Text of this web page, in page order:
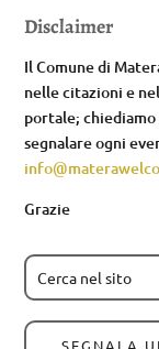
Disclaimer
Il Comune di
nelle citazioni e
portale;
segnalare ogni
Grazie